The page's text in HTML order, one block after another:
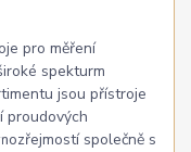
pro měření
spekturm
jsou přístroje
proudových
společně s